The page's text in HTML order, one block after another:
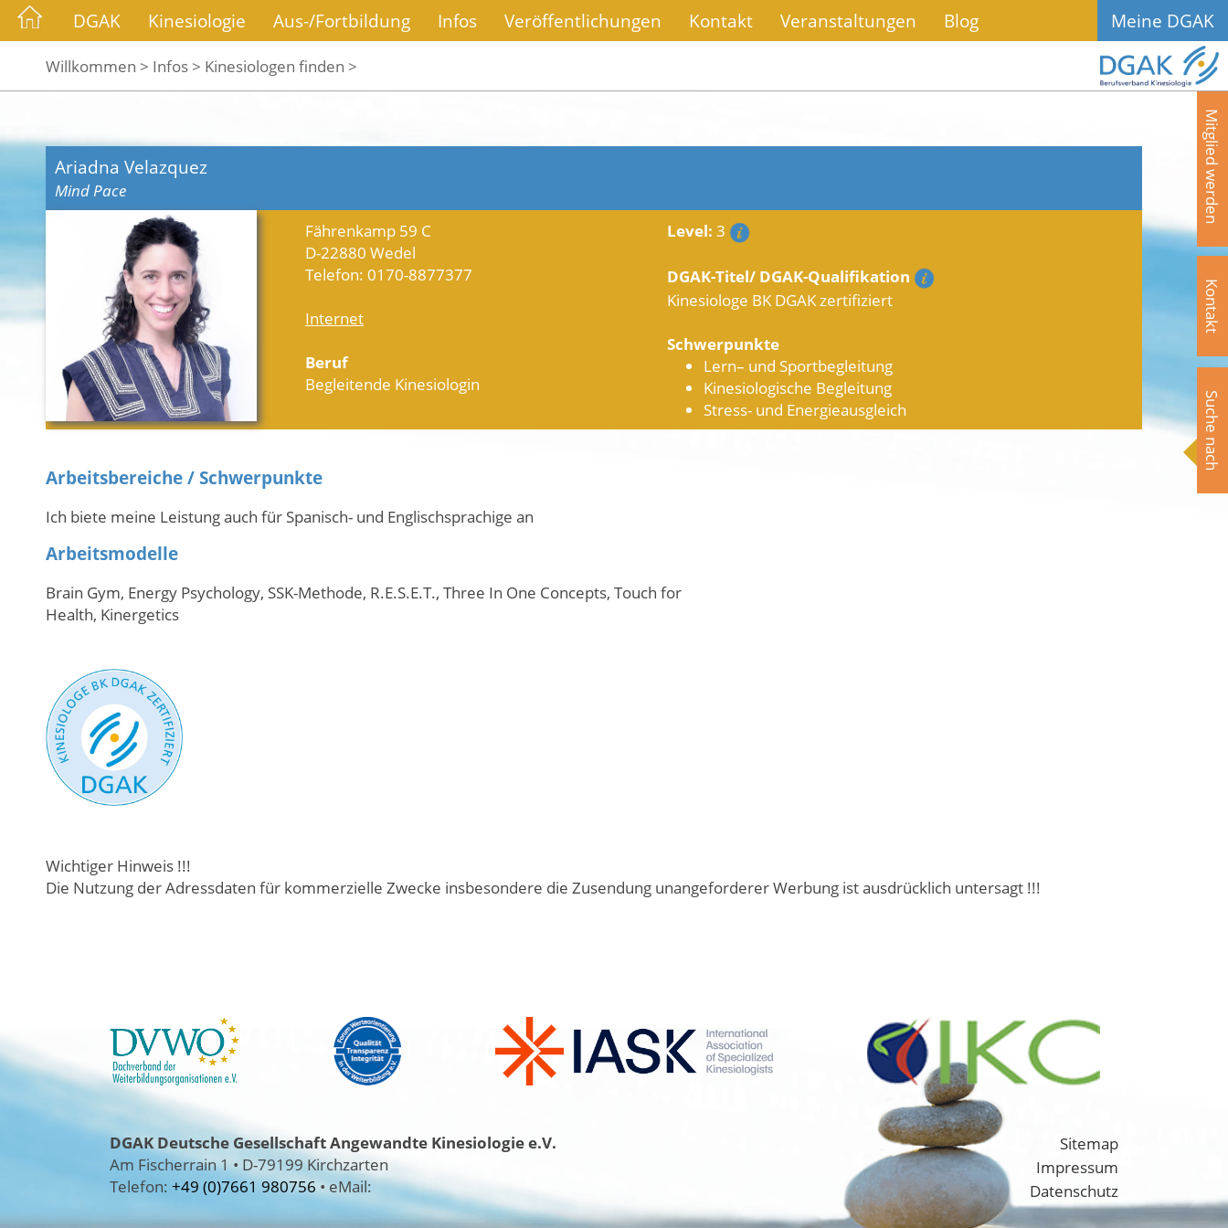
DGAK Kinesiologie Aus-/Fortbildung Infos Veröffentlichungen Kontakt Veranstaltungen Blog Meine DGAK
Willkommen > Infos > Kinesiologen finden >
Mitglied werden
Kontakt
Suche nach
Ariadna Velazquez
Mind Pace
Fährenkamp 59 C
D-22880 Wedel
Telefon: 0170-8877377
Internet
Beruf
Begleitende Kinesiologin
Level: 3
DGAK-Titel/ DGAK-Qualifikation
Kinesiologe BK DGAK zertifiziert
Schwerpunkte
Lern– und Sportbegleitung
Kinesiologische Begleitung
Stress- und Energieausgleich
Arbeitsbereiche / Schwerpunkte
Ich biete meine Leistung auch für Spanisch- und Englischsprachige an
Arbeitsmodelle
Brain Gym, Energy Psychology, SSK-Methode, R.E.S.E.T., Three In One Concepts, Touch for
Health, Kinergetics
Wichtiger Hinweis !!!
Die Nutzung der Adressdaten für kommerzielle Zwecke insbesondere die Zusendung unangeforderer Werbung ist ausdrücklich untersagt !!!
DGAK Deutsche Gesellschaft Angewandte Kinesiologie e.V.
Am Fischerrain 1 • D-79199 Kirchzarten
Telefon: +49 (0)7661 980756 • eMail:
Sitemap
Impressum
Datenschutz